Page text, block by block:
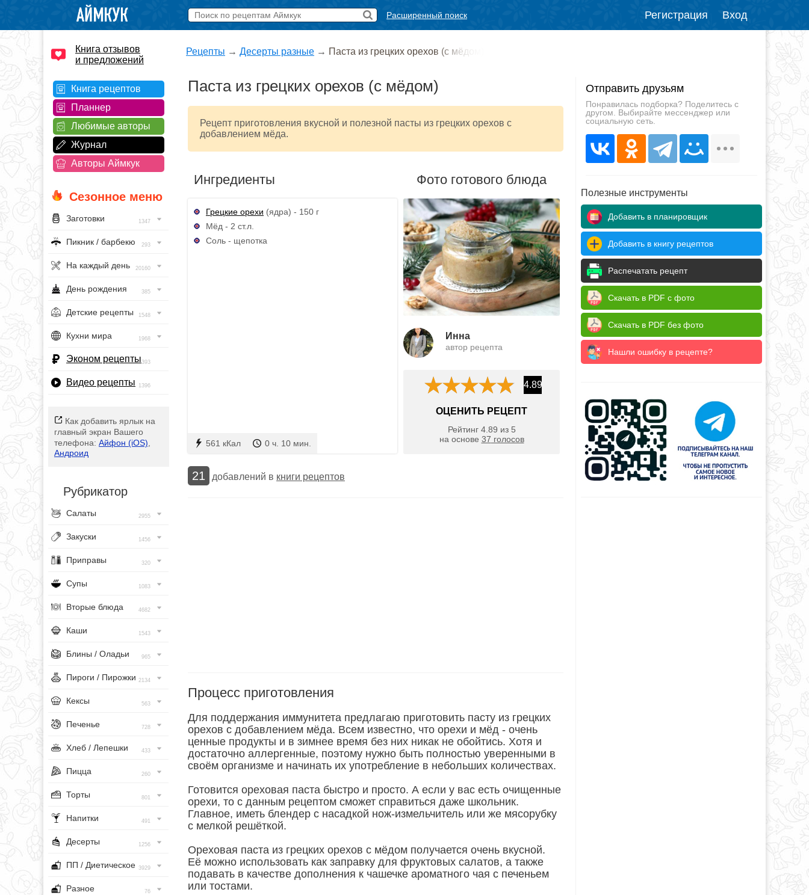
Расширенный поиск Регистрация Вход
Книга отзывов
и предложений
Книга рецептов
Планнер
Любимые авторы
Журнал
Авторы Аймкук
Сезонное меню
Заготовки 1347
Пикник / барбекю 293
На каждый день 20160
День рождения 385
Детские рецепты 1548
Кухни мира 1968
Эконом рецепты393
Видео рецепты 1396
Как добавить ярлык на
главный экран Вашего
телефона: Айфон (iOS)
Андроид
Рубрикатор
Салаты 2955
Закуски 1456
Приправы 320
Супы 1083
Вторые блюда 4682
Каши 1543
Блины / Оладьи 965
Пироги / Пирожки 2134
Кексы 563
Печенье 728
Хлеб / Лепешки 433
Пицца 260
Торты 801
Напитки 491
Десерты 1256
ПП / Диетическое 3929
Разное 76
Рецепты → Десерты разные → Паста из грецких орехов (с мёдом)
Паста из грецких орехов (с мёдом)
Рецепт приготовления вкусной и полезной пасты из грецких орехов с
добавлением мёда.
Ингредиенты
Грецкие орехи (ядра) - 150 г
Мёд - 2 ст.л.
Соль - щепотка
561 кКал 0 ч. 10 мин.
Фото готового блюда
Инна
автор рецепта
4.89
ОЦЕНИТЬ РЕЦЕПТ
Рейтинг 4.89 из 5
на основе 37 голосов
21 добавлений в книги рецептов
Процесс приготовления
Для поддержания иммунитета предлагаю приготовить пасту из грецких
орехов с добавлением мёда. Всем известно, что орехи и мёд - очень
ценные продукты и в зимнее время без них никак не обойтись. Хотя и
достаточно аллергенные, поэтому нужно быть полностью уверенными в
своём организме и начинать их употребление в небольших количествах.
Готовится ореховая паста быстро и просто. А если у вас есть очищенные
орехи, то с данным рецептом сможет справиться даже школьник.
Главное, иметь блендер с насадкой нож-измельчитель или же мясорубку
с мелкой решёткой.
Ореховая паста из грецких орехов с мёдом получается очень вкусной.
Её можно использовать как заправку для фруктовых салатов, а также
подавать в качестве дополнения к чашечке ароматного чая с печеньем
или тостами.
Отправить друзьям
Понравилась подборка? Поделитесь с
другом. Выбирайте мессенджер или
социальную сеть.
Полезные инструменты
Добавить в планировщик
Добавить в книгу рецептов
Распечатать рецепт
Скачать в PDF с фото
Скачать в PDF без фото
Нашли ошибку в рецепте?